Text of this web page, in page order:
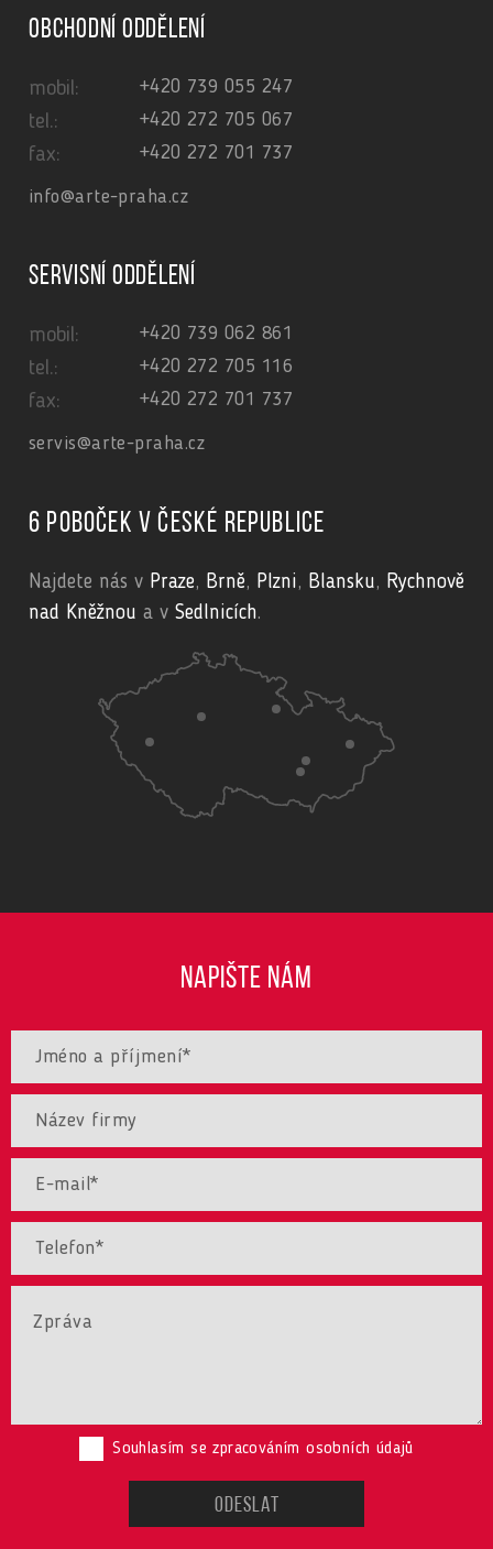
Obchodní oddělení
mobil: +420 739 055 247
tel.: +420 272 705 067
fax: +420 272 701 737
info@arte-praha.cz
Servisní oddělení
mobil: +420 739 062 861
tel.: +420 272 705 116
fax: +420 272 701 737
servis@arte-praha.cz
6 poboček v České republice
Najdete nás v Praze, Brně, Plzni, Blansku, Rychnově
nad Kněžnou a v Sedlnicích.
NAPIŠTE NÁM
Souhlasím se zpracováním osobních údajů